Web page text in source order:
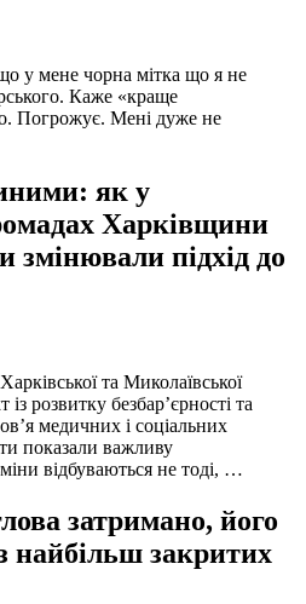
у мене чорна мітка що я не
Каже «краще
Погрожує. Мені дуже не
як у
Харківщини
підхід до
та Миколаївської
розвитку безбар’єрності та
медичних і соціальних
показали важливу
відбуваються не тоді, …
затримано, його
найбільш закритих